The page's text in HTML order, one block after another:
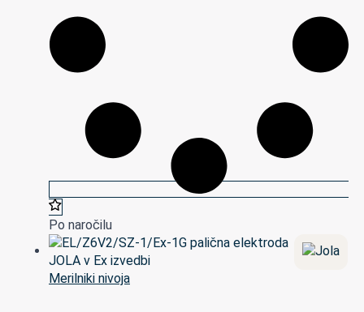
Po naročilu
Merilniki nivoja